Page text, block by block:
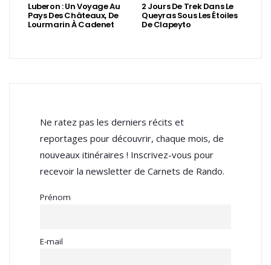
Luberon : Un Voyage Au
Pays Des Châteaux, De
Lourmarin À Cadenet
2 Jours De Trek Dans Le
Queyras Sous Les Étoiles
De Clapeyto
Ne ratez pas les derniers récits et
reportages pour découvrir, chaque mois, de
nouveaux itinéraires ! Inscrivez-vous pour
recevoir la newsletter de Carnets de Rando.
Prénom
E-mail